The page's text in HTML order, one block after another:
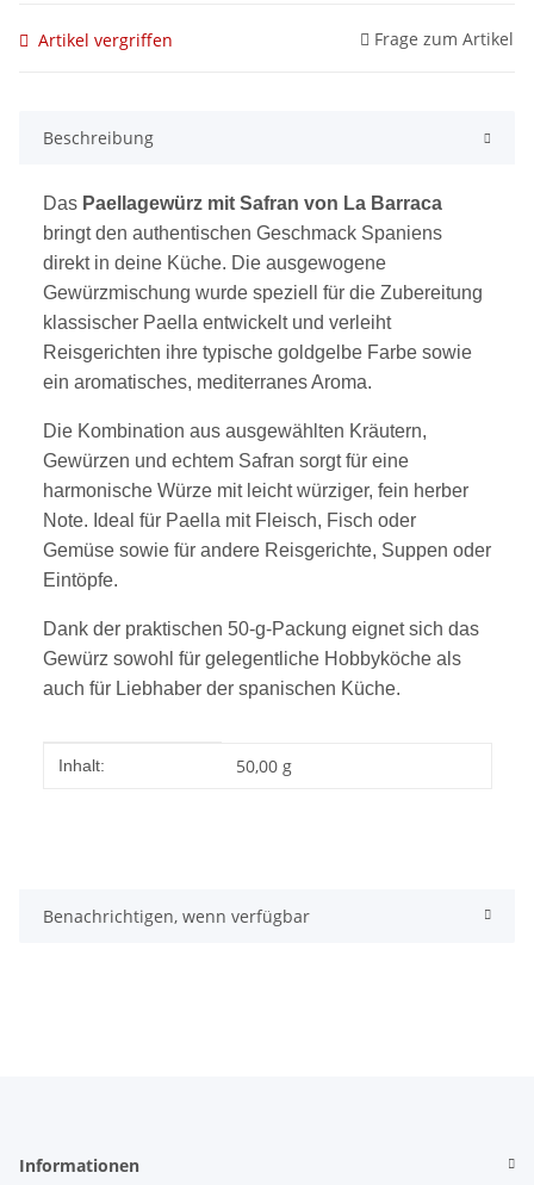
Artikel vergriffen Frage zum Artikel
Beschreibung
Das Paellagewürz mit Safran von La Barraca
bringt den authentischen Geschmack Spaniens
direkt in deine Küche. Die ausgewogene
Gewürzmischung wurde speziell für die Zubereitung
klassischer Paella entwickelt und verleiht
Reisgerichten ihre typische goldgelbe Farbe sowie
ein aromatisches, mediterranes Aroma.
Die Kombination aus ausgewählten Kräutern,
Gewürzen und echtem Safran sorgt für eine
harmonische Würze mit leicht würziger, fein herber
Note. Ideal für Paella mit Fleisch, Fisch oder
Gemüse sowie für andere Reisgerichte, Suppen oder
Eintöpfe.
Dank der praktischen 50-g-Packung eignet sich das
Gewürz sowohl für gelegentliche Hobbyköche als
auch für Liebhaber der spanischen Küche.
Produkteigenschaft
Wert
Inhalt: 50,00 g
Benachrichtigen, wenn verfügbar
Informationen